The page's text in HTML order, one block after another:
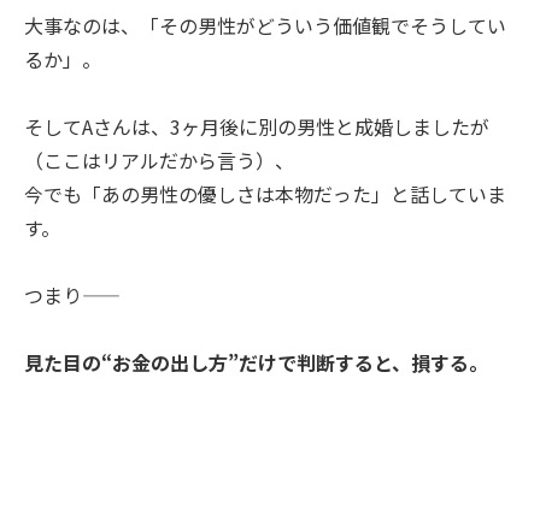
大事なのは、「その男性がどういう価値観でそうしてい
るか」。
そしてAさんは、3ヶ月後に別の男性と成婚しましたが
（ここはリアルだから言う）、
今でも「あの男性の優しさは本物だった」と話していま
す。
つまり――
見た目の“お金の出し方”だけで判断すると、損する。